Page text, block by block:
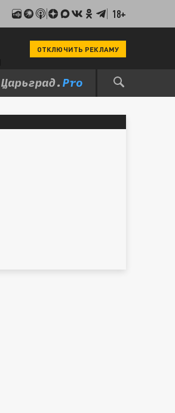
18+
ОТКЛЮЧИТЬ РЕКЛАМУ